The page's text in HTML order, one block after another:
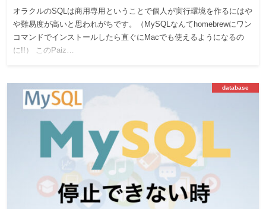
オラクルのSQLは商用専用ということで個人が実行環境を作るにはや
や難易度が高いと思われがちです。（MySQLなんてhomebrewにワン
コマンドでインストールしたら直ぐにMacでも使えるようになるの
に!!） このPaiz…
database